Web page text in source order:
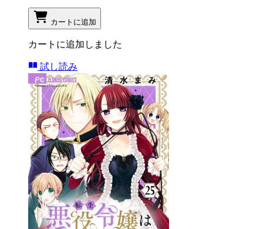
カートに追加
カートに追加しました
試し読み